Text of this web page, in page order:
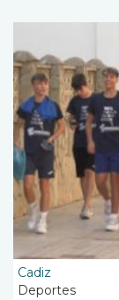
Cadiz
Deportes